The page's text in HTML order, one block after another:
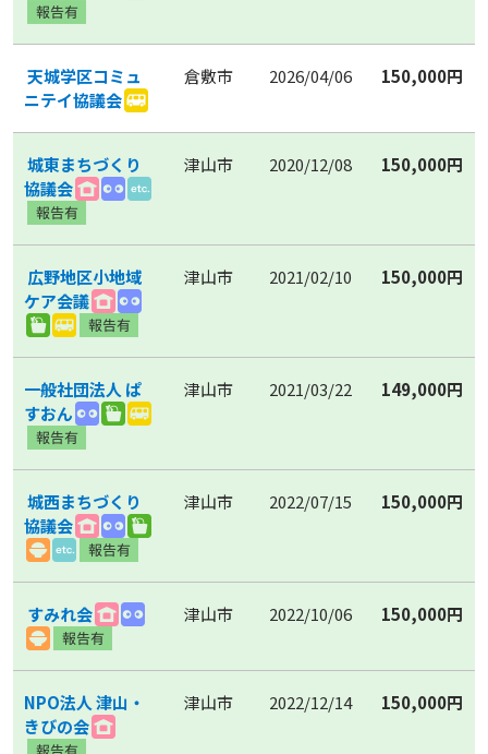
天城学区コミュ
ニテイ協議会
倉敷市 2026/04/06 150,000円
城東まちづくり
協議会
津山市 2020/12/08 150,000円
広野地区小地域
ケア会議
津山市 2021/02/10 150,000円
一般社団法人 ぱ
すおん
津山市 2021/03/22 149,000円
城西まちづくり
協議会
津山市 2022/07/15 150,000円
すみれ会 津山市 2022/10/06 150,000円
NPO法人 津山・
きびの会
津山市 2022/12/14 150,000円